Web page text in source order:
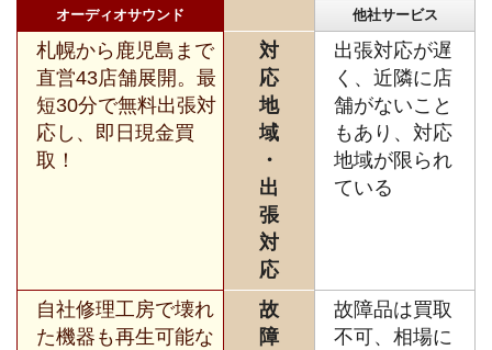
オーディオサウンド 他社サービス
札幌から鹿児島まで
直営43店舗展開。最
短30分で無料出張対
応し、即日現金買
取！
対
応
地
域
・
出
張
対
応
出張対応が遅
く、近隣に店
舗がないこと
もあり、対応
地域が限られ
ている
自社修理工房で壊れ
た機器も再生可能な
故
障
故障品は買取
不可、相場に